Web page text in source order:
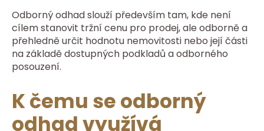
Odborný odhad slouží především tam, kde není
cílem stanovit tržní cenu pro prodej, ale odborně a
přehledně určit hodnotu nemovitosti nebo její části
na základě dostupných podkladů a odborného
posouzení.
K čemu se odborný
odhad využívá